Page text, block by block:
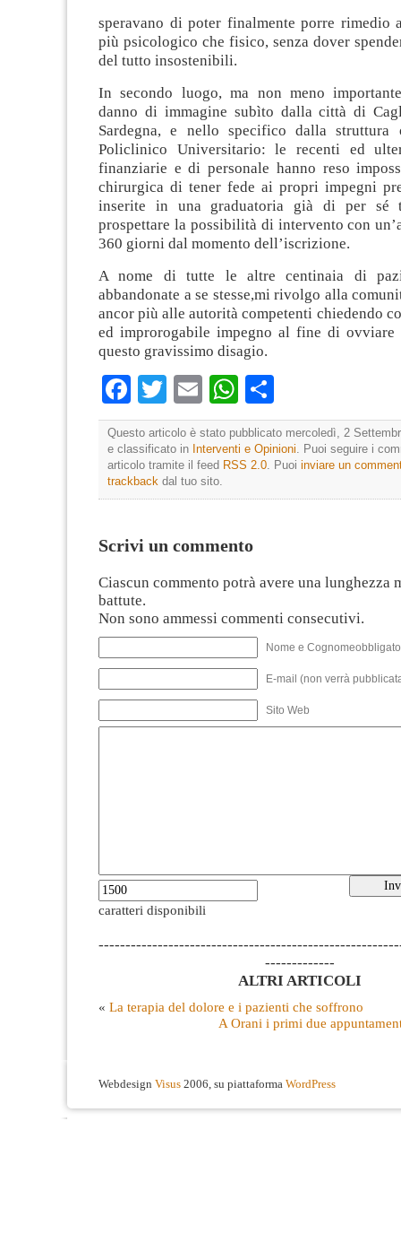
speravano di poter finalmente porre rimedio
più psicologico che fisico, senza dover
del tutto insostenibili.
In secondo luogo, ma non meno
danno di immagine subìto dalla città di
Sardegna, e nello specifico dalla struttura
Policlinico Universitario: le recenti ed
finanziarie e di personale hanno reso
chirurgica di tener fede ai propri impegni
inserite in una graduatoria già di per sé
prospettare la possibilità di intervento con
360 giorni dal momento dell’iscrizione.
A nome di tutte le altre centinaia di
abbandonate a se stesse,mi rivolgo alla
ancor più alle autorità competenti chiedendo
ed improrogabile impegno al fine di ovviare
questo gravissimo disagio.
Facebook
TwitterEmailWhatsApp
Questo articolo è stato pubblicato mercoledì, 2
e classificato in Interventi e Opinioni. Puoi seguire i
articolo tramite il feed RSS 2.0. Puoi inviare un
trackback dal tuo sito.
Scrivi un commento
Ciascun commento potrà avere una lunghezza
battute.
Non sono ammessi commenti consecutivi.
Nome e
E-mail (non verrà
Sito Web
caratteri disponibili
-------------
ALTRI ARTICOLI
« La terapia del dolore e i pazienti che soffrono
A Orani i primi due
Webdesign Visus 2006, su piattaforma WordPress